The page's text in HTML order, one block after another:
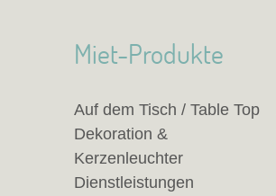
Miet-Produkte
Auf dem Tisch / Table Top
Dekoration &
Kerzenleuchter
Dienstleistungen